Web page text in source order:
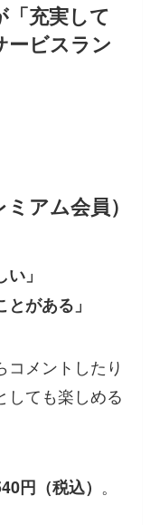
「充実して
ービスラン
アム会員）
」
がある」
コメントしたり
しても楽しめる
円（税込） 。